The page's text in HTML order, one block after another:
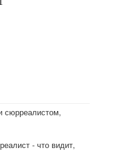
сюрреалистом,
- что видит,